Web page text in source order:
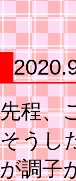
先程、
そうし
が調子